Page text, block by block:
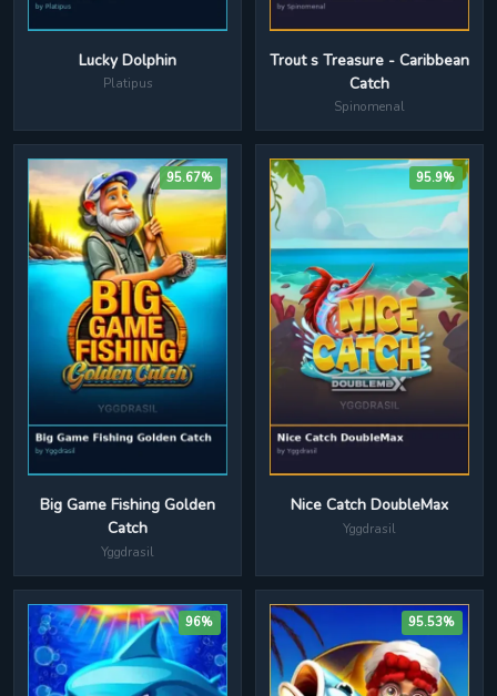
Lucky Dolphin
Platipus
Trout s Treasure - Caribbean
Catch
Spinomenal
95.67%
Big Game Fishing Golden
Catch
Yggdrasil
95.9%
Nice Catch DoubleMax
Yggdrasil
96% 95.53%